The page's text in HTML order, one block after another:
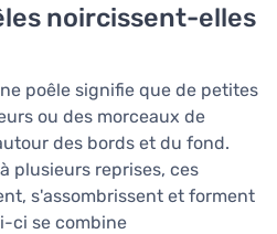
noircissent-elles
poêle signifie que de petites
ou des morceaux de
des bords et du fond.
plusieurs reprises, ces
s'assombrissent et forment
ci se combine